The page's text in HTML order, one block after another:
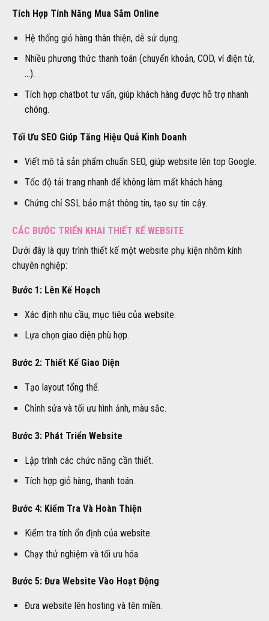
Tích Hợp Tính Năng Mua Sắm Online
Hệ thống giỏ hàng thân thiện, dễ sử dụng.
Nhiều phương thức thanh toán (chuyển khoản, COD, ví điện tử,
…).
Tích hợp chatbot tư vấn, giúp khách hàng được hỗ trợ nhanh
chóng.
Tối Ưu SEO Giúp Tăng Hiệu Quả Kinh Doanh
Viết mô tả sản phẩm chuẩn SEO, giúp website lên top Google.
Tốc độ tải trang nhanh để không làm mất khách hàng.
Chứng chỉ SSL bảo mật thông tin, tạo sự tin cậy.
CÁC BƯỚC TRIỂN KHAI THIẾT KẾ WEBSITE
Dưới đây là quy trình thiết kế một website phụ kiện nhôm kính
chuyên nghiệp:
Bước 1: Lên Kế Hoạch
Xác định nhu cầu, mục tiêu của website.
Lựa chọn giao diện phù hợp.
Bước 2: Thiết Kế Giao Diện
Tạo layout tổng thể.
Chỉnh sửa và tối ưu hình ảnh, màu sắc.
Bước 3: Phát Triển Website
Lập trình các chức năng cần thiết.
Tích hợp giỏ hàng, thanh toán.
Bước 4: Kiểm Tra Và Hoàn Thiện
Kiểm tra tính ổn định của website.
Chạy thử nghiệm và tối ưu hóa.
Bước 5: Đưa Website Vào Hoạt Động
Đưa website lên hosting và tên miền.